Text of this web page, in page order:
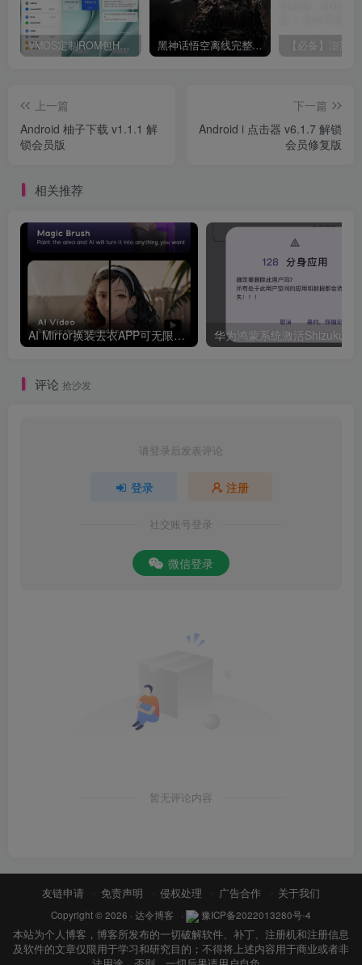
VMOS定制ROM包HnciseOS9.6.0兼容解锁 黑神话悟空离线完整版+修改器
上一篇
Android 柚子下载 v1.1.1 解
锁会员版
下一篇
Android i 点击器 v6.1.7 解锁
会员修复版
相关推荐
AI Mirror换装去衣APP可无限白嫖！
评论 抢沙发
请登录后发表评论
登录 注册
社交账号登录
微信登录
暂无评论内容
友链申请 免责声明 侵权处理 广告合作 关于我们
Copyright © 2026 · 达令博客 · 豫ICP备2022013280号-4
本站为个人博客，博客所发布的一切破解软件、补丁、注册机和注册信息
及软件的文章仅限用于学习和研究目的；不得将上述内容用于商业或者非